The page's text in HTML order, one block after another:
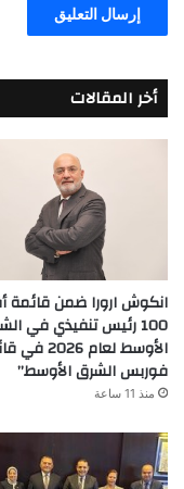
أخر المقالات
انكوش ارورا ضمن قائمة
100 رئيس تنفيذي في
الأوسط لعام
فوربس الشرق الأوسط”
منذ 11 ساعة